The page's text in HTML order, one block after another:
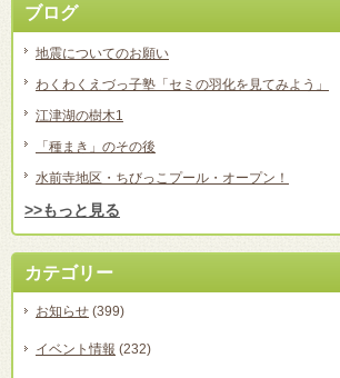
ブログ
地震についてのお願い
わくわくえづっ子塾「セミの羽化を見てみよう」
江津湖の樹木1
「種まき」のその後
水前寺地区・ちびっこプール・オープン！
>>もっと見る
カテゴリー
お知らせ (399)
イベント情報 (232)